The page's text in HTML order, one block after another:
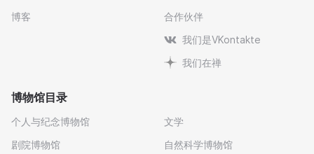
博客
合作伙伴
我们是VKontakte
我们在禅
博物馆目录
个人与纪念博物馆
剧院博物馆
文学
自然科学博物馆